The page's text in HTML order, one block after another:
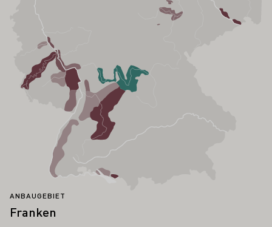
ANBAUGEBIET
Franken